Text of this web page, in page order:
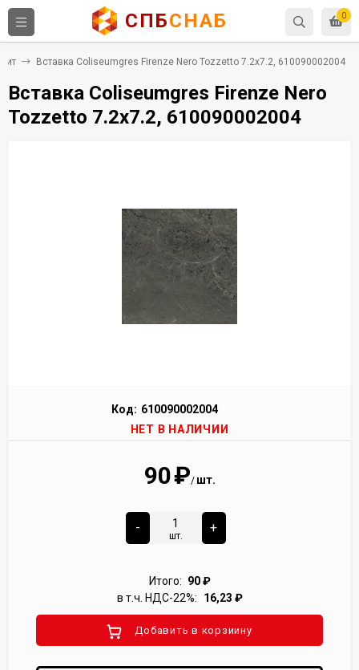
0
СПБСНАБ
Вставка Coliseumgres Firenze Nero Tozzetto 7.2x7.2, 610090002004
Вставка Coliseumgres Firenze Nero
Tozzetto 7.2x7.2, 610090002004
Код: 610090002004
НЕТ В НАЛИЧИИ
90₽/ шт.
-
шт.
+
Итого: 90₽
в т.ч. НДС-22%:
16,23 ₽
Добавить в корзиину